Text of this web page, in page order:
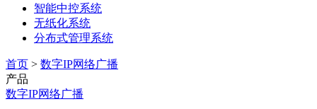
智能中控系统
无纸化系统
分布式管理系统
首页 > 数字IP网络广播
产品
数字IP网络广播